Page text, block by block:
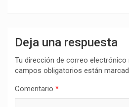
Deja una respuesta
Tu dirección de correo electrónico
campos obligatorios están
Comentario *